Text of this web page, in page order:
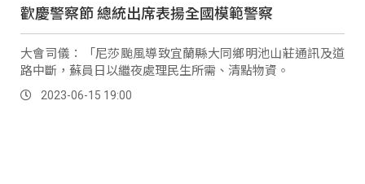
歡慶警察節 總統出席表揚全國模範警察
大會司儀：「尼莎颱風導致宜蘭縣大同鄉明池山莊通訊及道
路中斷，蘇員日以繼夜處理民生所需、清點物資。
2023-06-15 19:00